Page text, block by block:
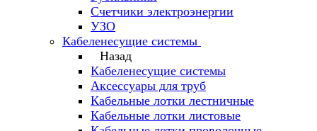
Счетчики электроэнергии
УЗО
Кабеленесущие системы
Назад
Кабеленесущие системы
Аксессуары для труб
Кабельные лотки лестничные
Кабельные лотки листовые